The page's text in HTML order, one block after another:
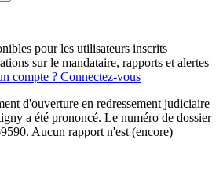
pour les utilisateurs inscrits
sur le mandataire, rapports et alertes
compte ? Connectez-vous
d'ouverture en redressement judiciaire
a été prononcé. Le numéro de dossier
Aucun rapport n'est (encore)